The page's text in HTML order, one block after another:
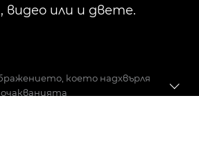
видео или и двете.
което надхвърля
очакванията